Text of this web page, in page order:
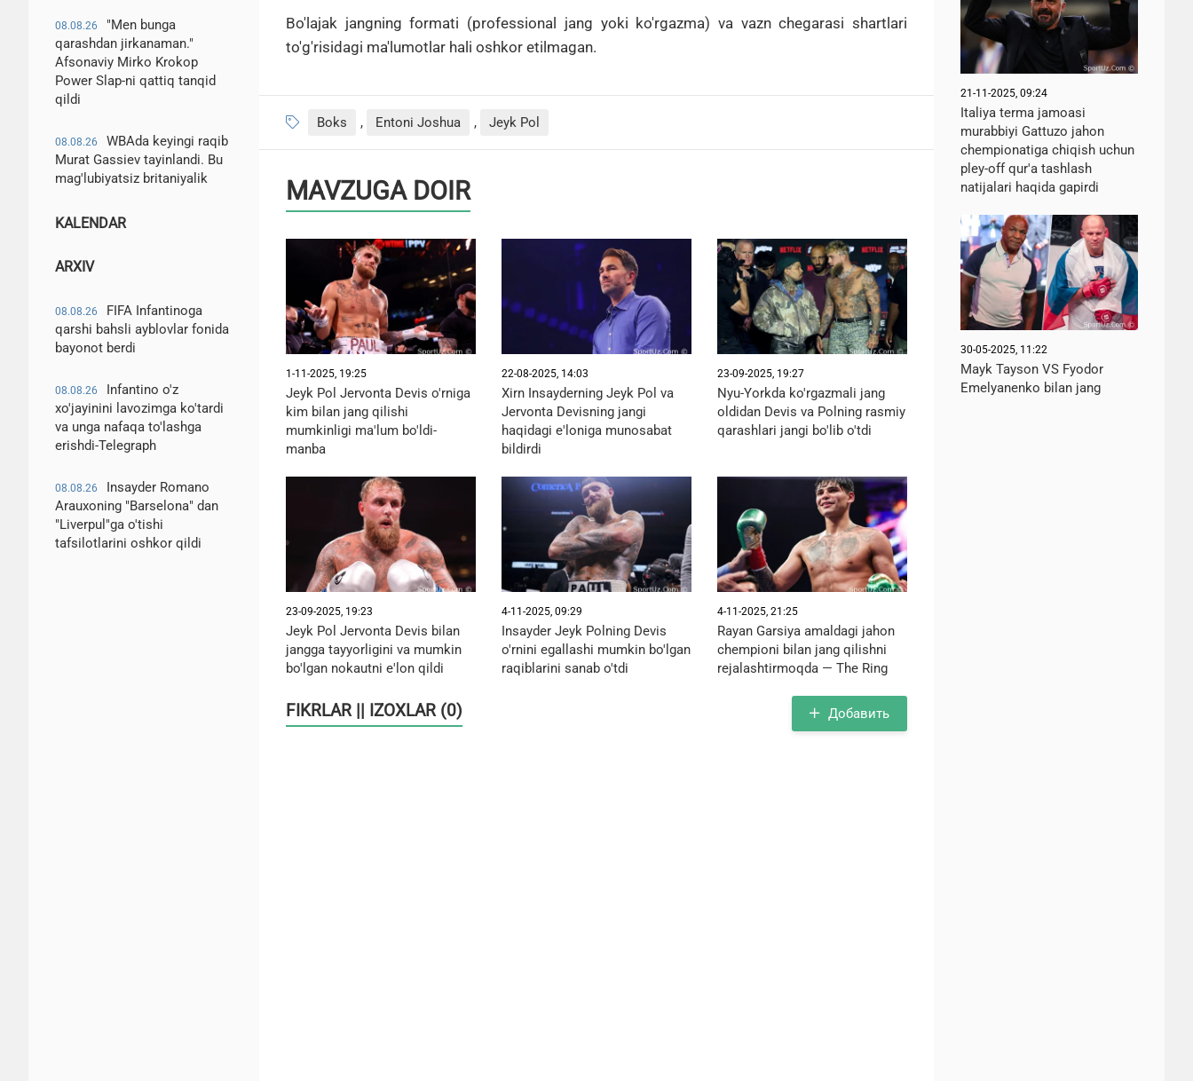
08.08.26
"Men bunga
qarashdan jirkanaman."
Afsonaviy Mirko Krokop
Power Slap-ni qattiq tanqid
qildi
08.08.26
WBAda keyingi raqib
Murat Gassiev tayinlandi. Bu
mag'lubiyatsiz britaniyalik
KALENDAR
ARXIV
08.08.26
FIFA Infantinoga
qarshi bahsli ayblovlar fonida
bayonot berdi
08.08.26
Infantino o'z
xo'jayinini lavozimga ko'tardi
va unga nafaqa to'lashga
erishdi-Telegraph
08.08.26
Insayder Romano
Arauxoning "Barselona" dan
"Liverpul"ga o'tishi
tafsilotlarini oshkor qildi
Bo'lajak jangning formati (professional jang yoki ko'rgazma) va vazn chegarasi shartlari
to'g'risidagi ma'lumotlar hali oshkor etilmagan.
Boks , Entoni Joshua , Jeyk Pol
MAVZUGA DOIR
1-11-2025, 19:25
Jeyk Pol Jervonta Devis o'rniga
kim bilan jang qilishi
mumkinligi ma'lum bo'ldi-
manba
22-08-2025, 14:03
Xirn Insayderning Jeyk Pol va
Jervonta Devisning jangi
haqidagi e'loniga munosabat
bildirdi
23-09-2025, 19:27
Nyu-Yorkda ko'rgazmali jang
oldidan Devis va Polning rasmiy
qarashlari jangi bo'lib o'tdi
23-09-2025, 19:23
Jeyk Pol Jervonta Devis bilan
jangga tayyorligini va mumkin
bo'lgan nokautni e'lon qildi
4-11-2025, 09:29
Insayder Jeyk Polning Devis
o'rnini egallashi mumkin bo'lgan
raqiblarini sanab o'tdi
4-11-2025, 21:25
Rayan Garsiya amaldagi jahon
chempioni bilan jang qilishni
rejalashtirmoqda — The Ring
FIKRLAR || IZOXLAR (0) Добавить
21-11-2025, 09:24
Italiya terma jamoasi
murabbiyi Gattuzo jahon
chempionatiga chiqish uchun
pley-off qur'a tashlash
natijalari haqida gapirdi
30-05-2025, 11:22
Mayk Tayson VS Fyodor
Emelyanenko bilan jang